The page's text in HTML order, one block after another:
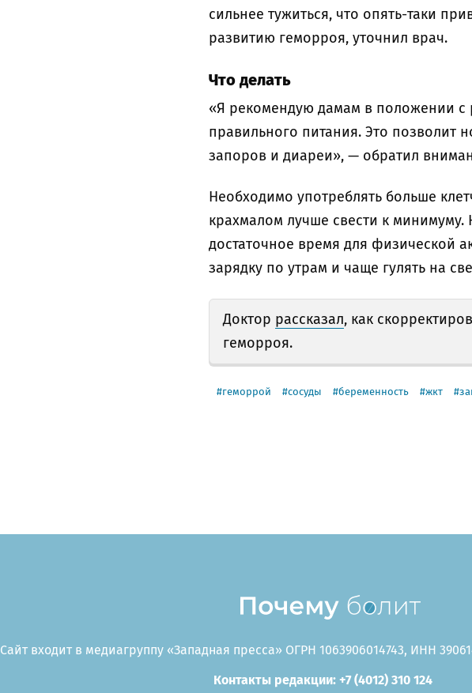
сильнее тужиться, что опять-таки
развитию геморроя, уточнил врач.
Что делать
«Я рекомендую дамам в положении с
правильного питания. Это позволит
запоров и диареи», — обратил
Необходимо употреблять больше
крахмалом лучше свести к
достаточное время для физической
зарядку по утрам и чаще гулять на
Доктор рассказал, как
геморроя.
геморрой сосуды беременность жкт
Сайт входит в медиагруппу «Западная пресса» ОГРН 1063906014743, ИНН
Контакты редакции: +7 (4012) 310 124